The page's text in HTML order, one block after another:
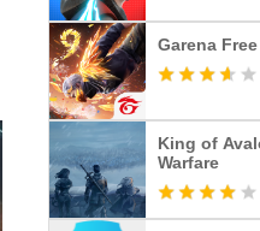
Garena
King of
Warfare